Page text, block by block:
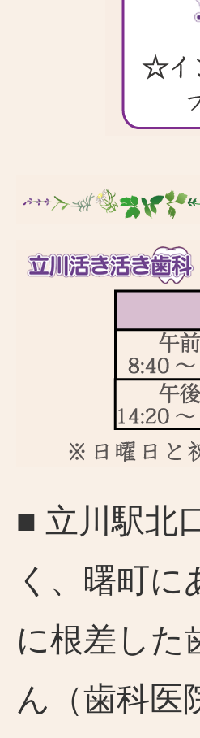
■ 立川駅北
く、曙町に
に根差した
ん（歯科医